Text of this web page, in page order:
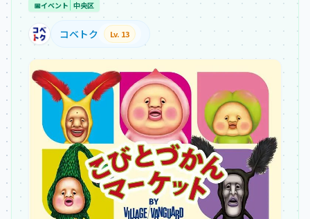
📅イベント 中央区
コベトク Lv. 13
コメントを投稿するにはログインが必要です
新規登録